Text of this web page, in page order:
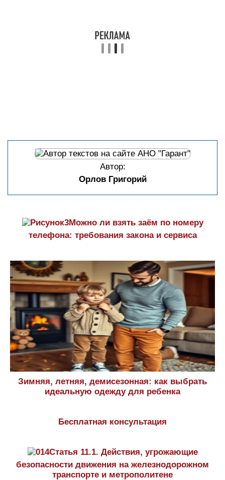
Автор:
Орлов Григорий
Можно ли взять заём по номеру
телефона: требования закона и сервиса
Зимняя, летняя, демисезонная: как выбрать
идеальную одежду для ребенка
Бесплатная консультация
Статья 11.1. Действия, угрожающие
безопасности движения на железнодорожном
транспорте и метрополитене